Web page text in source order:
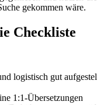
gekommen wäre.
Checkliste
logistisch gut
1:1-Übersetzungen